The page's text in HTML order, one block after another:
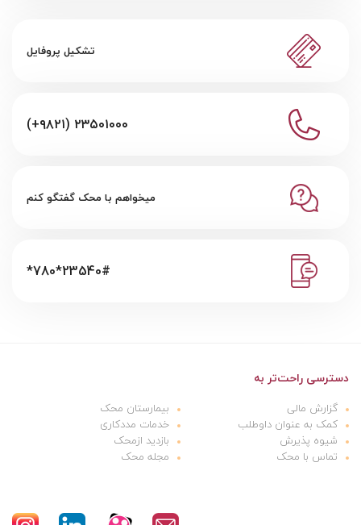
تشکیل پروفایل
(+۹۸۲۱) ۲۳۵۰۱۰۰۰
میخواهم با محک گفتگو کنم
*780*23540#
دسترسی راحت‌تر به
گزارش مالی
بیمارستان محک
کمک به عنوان داوطلب
خدمات مددکاری
شیوه پذیرش
بازدید ازمحک
تماس با محک
مجله محک